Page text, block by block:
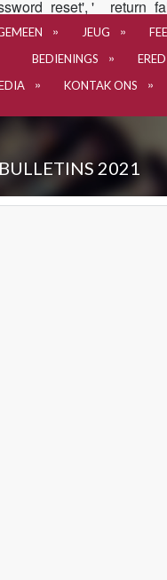
JEUG
BEDIENINGS
KONTAK ONS
BULLETINS 2021